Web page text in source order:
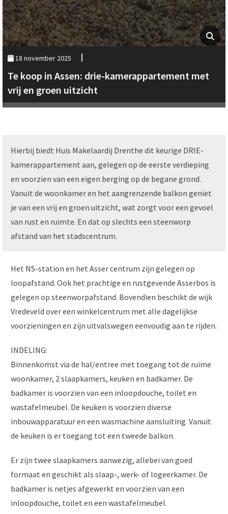
18 november 2025
Te koop in Assen: drie-kamerappartement met
vrij en groen uitzicht
Hierbij biedt Huis Makelaardij Drenthe dit keurige DRIE-
kamerappartement aan, gelegen op de eerste verdieping
en voorzien van een eigen berging op de begane grond.
Vanuit de woonkamer en het aangrenzende balkon geniet
je van een vrij en groen uitzicht, wat zorgt voor een gevoel
van rust en ruimte. En dat op slechts een steenworp
afstand van het stadscentrum.
Het NS-station en het Asser centrum zijn gelegen op
loopafstand. Ook het prachtige en rustgevende Asserbos is
gelegen op steenworpafstand. Bovendien beschikt de wijk
Vredeveld over een winkelcentrum met alle dagelijkse
voorzieningen en zijn uitvalswegen eenvoudig aan te rijden.
INDELING:
Binnenkomst via de hal/entree met toegang tot de ruime
woonkamer, 2 slaapkamers, keuken en badkamer. De
badkamer is voorzien van een inloopdouche, toilet en
wastafelmeubel. De keuken is voorzien diverse
inbouwapparatuur en een wasmachine aansluiting. Vanuit
de keuken is er toegang tot een tweede balkon.
Er zijn twee slaapkamers aanwezig, allebei van goed
formaat en geschikt als slaap-, werk- of logeerkamer. De
badkamer is netjes afgewerkt en voorzien van een
inloopdouche, toilet en een wastafelmeubel.